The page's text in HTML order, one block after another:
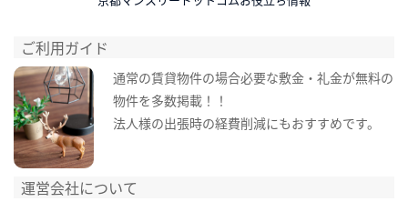
ご利用ガイド
通常の賃貸物件の場合必要な敷金・礼金が無料の
物件を多数掲載！！
法人様の出張時の経費削減にもおすすめです。
運営会社について